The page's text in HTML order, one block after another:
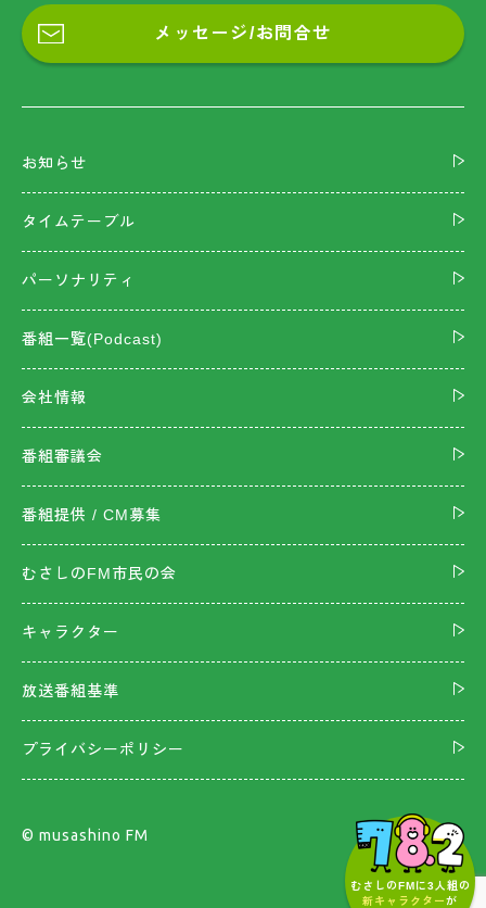
むさしのFMに3人組の
新キャラクターが
メッセージ/お問合せ
お知らせ
タイムテーブル
パーソナリティ
番組一覧(Podcast)
会社情報
番組審議会
番組提供 / CM募集
むさしのFM市民の会
キャラクター
放送番組基準
プライバシーポリシー
©︎ musashino FM